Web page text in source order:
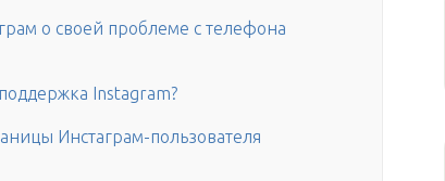
о своей проблеме с телефона
Instagram?
Инстаграм-пользователя